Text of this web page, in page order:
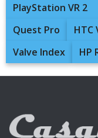
PlayStation VR 2
Quest Pro
HTC
Valve Index
HP